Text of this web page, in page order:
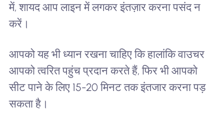
में, शायद आप लाइन में लगकर इंतज़ार करना पसंद न
करें।
आपको यह भी ध्यान रखना चाहिए कि हालांकि वाउचर
आपको त्वरित पहुंच प्रदान करते हैं, फिर भी आपको
सीट पाने के लिए 15-20 मिनट तक इंतजार करना पड़
सकता है।